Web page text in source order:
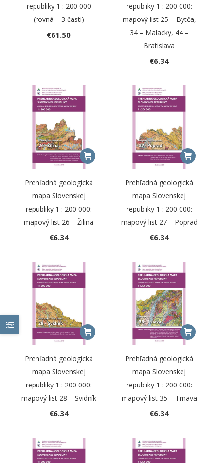
republiky 1 : 200 000
(rovná – 3 časti)
€61.50
republiky 1 : 200 000:
mapový list 25 – Bytča,
34 – Malacky, 44 –
Bratislava
€6.34
Prehľadná geologická
mapa Slovenskej
republiky 1 : 200 000:
mapový list 26 – Žilina
€6.34
Prehľadná geologická
mapa Slovenskej
republiky 1 : 200 000:
mapový list 27 – Poprad
€6.34
Prehľadná geologická
mapa Slovenskej
republiky 1 : 200 000:
mapový list 28 – Svidník
€6.34
Prehľadná geologická
mapa Slovenskej
republiky 1 : 200 000:
mapový list 35 – Trnava
€6.34